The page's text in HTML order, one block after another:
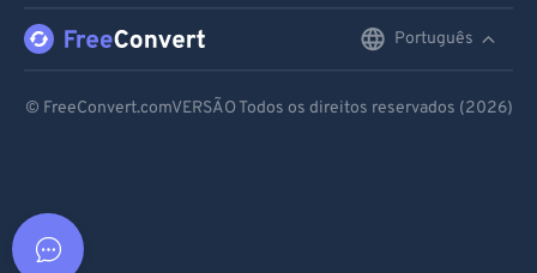
Português
© FreeConvert.comVERSÃO Todos os direitos reservados (2026)